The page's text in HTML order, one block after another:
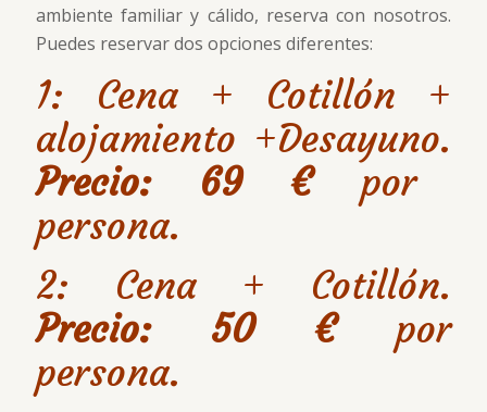
ambiente familiar y cálido, reserva con nosotros.
Puedes reservar dos opciones diferentes:
1: Cena + Cotillón +
alojamiento +Desayuno.
Precio:
69 €por
persona.
2: Cena + Cotillón.
Precio: 50 € por
persona.